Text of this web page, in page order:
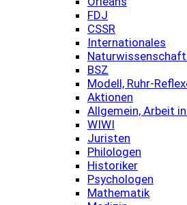
FDJ
CSSR
Internationales
BSZ
Modell, Ruhr-
Aktionen
Allgemein, Arbeit
WIWI
Juristen
Philologen
Historiker
Psychologen
Mathematik